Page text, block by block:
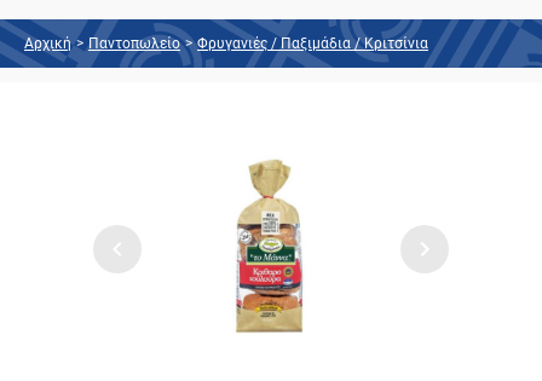
Αρχική > Παντοπωλείο > Φρυγανιές / Παξιμάδια / Κριτσίνια